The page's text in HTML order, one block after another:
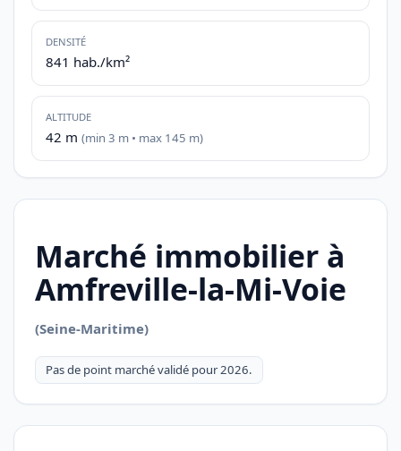
DENSITÉ
841 hab./km²
ALTITUDE
42 m (min 3 m • max 145 m)
Marché immobilier à
Amfreville-la-Mi-Voie
(Seine-Maritime)
Pas de point marché validé pour 2026.